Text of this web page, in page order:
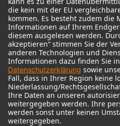
© 2018 - 2026Georg Neumann GmbH
Impressum
Nutzungsbedingungen
Datenschutz